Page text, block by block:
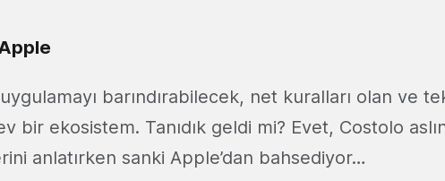
barındırabilecek, net kuralları olan ve
bir ekosistem. Tanıdık geldi mi? Evet, Costolo
anlatırken sanki Apple’dan bahsediyor…